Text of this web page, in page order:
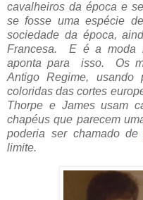
cavalheiros da época e
se fosse uma espécie
sociedade da época,
Francesa. E é a moda
aponta para isso. Os
Antigo Regime,
coloridas das cortes
Thorpe e James usam
chapéus que parecem
poderia ser chamado
limite.